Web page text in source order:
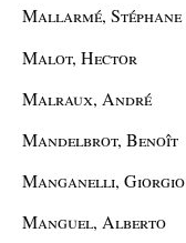
Mallarmé, Stéphane
Malot, Hector
Malraux, André
Mandelbrot, Benoît
Manganelli, Giorgio
Manguel, Alberto